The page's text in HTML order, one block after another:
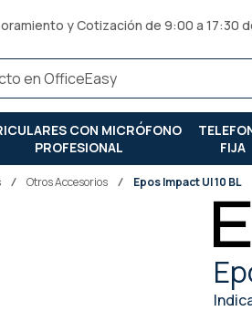
y Cotización de 9:00 a 17:30
CON MICRÓFONO
PROFESIONAL
FIJA
Otros Accesorios Epos Impact UI 10 BL